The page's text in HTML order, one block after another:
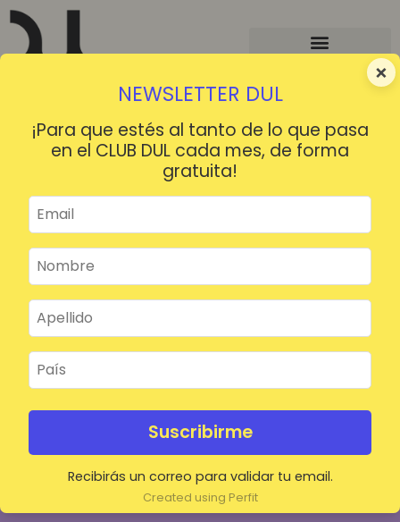
×
NEWSLETTER DUL
¡Para que estés al tanto de lo que pasa
en el CLUB DUL cada mes, de forma
gratuita!
Suscribirme
Recibirás un correo para validar tu email.
Created using Perfit